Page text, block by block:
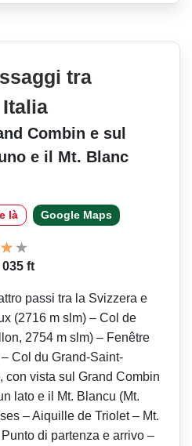
tra
Combin e sul
e il Mt. Blanc
là Google Maps
ft
passi tra la Svizzera e
(2716 m slm) – Col de
2754 m slm) – Fenêtre
Col du Grand-Saint-
con vista sul Grand Combin
lato e il Mt. Blancu (Mt.
– Aiquille de Triolet – Mt.
di partenza e arrivo –